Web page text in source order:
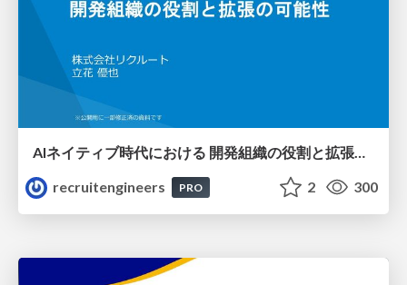
recruitengineers
PRO 2 300